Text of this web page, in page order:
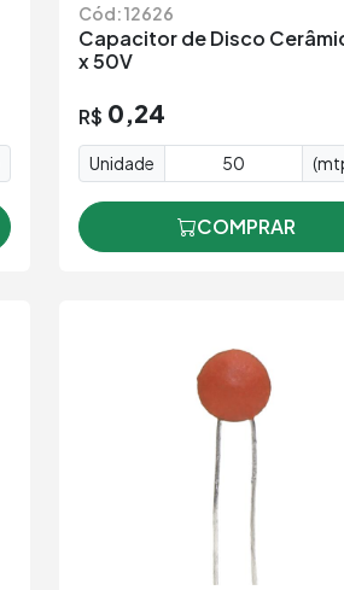
Cód: 12626
Capacitor de Disco
x 50V
R$ 0,24
Unidade
COMPRAR